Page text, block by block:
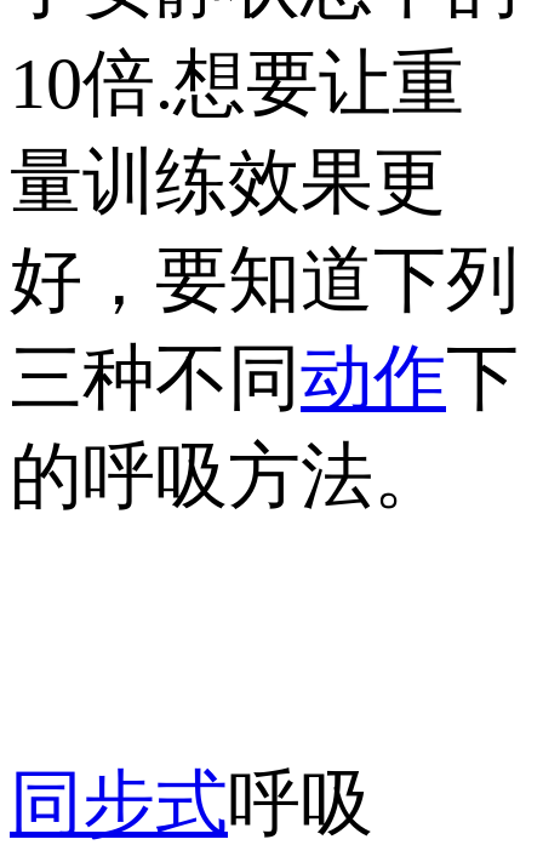
10倍.想要让重
量训练效果更
好，要知道下列
三种不同 动作下
的呼吸方法。
同步式呼吸